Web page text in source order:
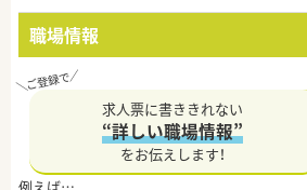
職場情報
求人票に書ききれない
“詳しい職場情報”
をお伝えします！